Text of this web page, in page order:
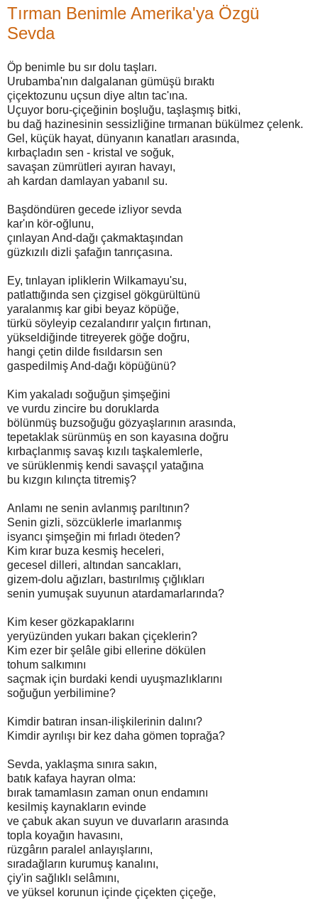
Tırman Benimle Amerika'ya Özgü
Sevda
Öp benimle bu sır dolu taşları.
Urubamba'nın dalgalanan gümüşü bıraktı
çiçektozunu uçsun diye altın tac'ına.
Uçuyor boru-çiçeğinin boşluğu, taşlaşmış bitki,
bu dağ hazinesinin sessizliğine tırmanan bükülmez çelenk.
Gel, küçük hayat, dünyanın kanatları arasında,
kırbaçladın sen - kristal ve soğuk,
savaşan zümrütleri ayıran havayı,
ah kardan damlayan yabanıl su.
Başdöndüren gecede izliyor sevda
kar'ın kör-oğlunu,
çınlayan And-dağı çakmaktaşından
güzkızılı dizli şafağın tanrıçasına.
Ey, tınlayan ipliklerin Wilkamayu'su,
patlattığında sen çizgisel gökgürültünü
yaralanmış kar gibi beyaz köpüğe,
türkü söyleyip cezalandırır yalçın fırtınan,
yükseldiğinde titreyerek göğe doğru,
hangi çetin dilde fısıldarsın sen
gaspedilmiş And-dağı köpüğünü?
Kim yakaladı soğuğun şimşeğini
ve vurdu zincire bu doruklarda
bölünmüş buzsoğuğu gözyaşlarının arasında,
tepetaklak sürünmüş en son kayasına doğru
kırbaçlanmış savaş kızılı taşkalemlerle,
ve sürüklenmiş kendi savaşçıl yatağına
bu kızgın kılınçta titremiş?
Anlamı ne senin avlanmış parıltının?
Senin gizli, sözcüklerle imarlanmış
isyancı şimşeğin mi fırladı öteden?
Kim kırar buza kesmiş heceleri,
gecesel dilleri, altından sancakları,
gizem-dolu ağızları, bastırılmış çığlıkları
senin yumuşak suyunun atardamarlarında?
Kim keser gözkapaklarını
yeryüzünden yukarı bakan çiçeklerin?
Kim ezer bir şelâle gibi ellerine dökülen
tohum salkımını
saçmak için burdaki kendi uyuşmazlıklarını
soğuğun yerbilimine?
Kimdir batıran insan-ilişkilerinin dalını?
Kimdir ayrılışı bir kez daha gömen toprağa?
Sevda, yaklaşma sınıra sakın,
batık kafaya hayran olma:
bırak tamamlasın zaman onun endamını
kesilmiş kaynakların evinde
ve çabuk akan suyun ve duvarların arasında
topla koyağın havasını,
rüzgârın paralel anlayışlarını,
sıradağların kurumuş kanalını,
çiy'in sağlıklı selâmını,
ve yüksel korunun içinde çiçekten çiçeğe,